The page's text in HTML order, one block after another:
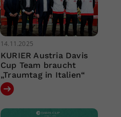
14.11.2025
KURIER Austria Davis
Cup Team braucht
„Traumtag in Italien“